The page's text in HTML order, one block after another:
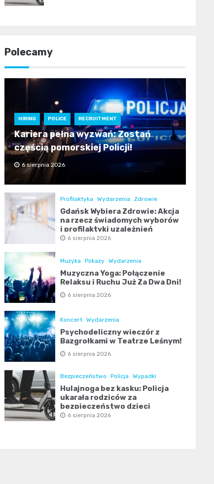
Polecamy
HIRING POLICE RECRUITMENT
Kariera pełna wyzwań: Zostań
częścią pomorskiej Policji!
6 sierpnia 2026
Profilaktyka Wydarzenia Zdrowie
Gdańsk Wybiera Zdrowie: Akcja
na rzecz świadomych wyborów
i profilaktyki uzależnień
6 sierpnia 2026
Muzyka Pokazy Wydarzenia
Muzyczna Yoga: Połączenie
Relaksu i Ruchu Już Za Dwa Dni!
6 sierpnia 2026
Koncert Wydarzenia
Psychodeliczny wieczór z
Bazgrołkami w Teatrze Leśnym!
6 sierpnia 2026
Bezpieczeństwo Policja Wypadki
Hulajnoga bez kasku: Policja
ukarała rodziców za
bezpieczeństwo dzieci
6 sierpnia 2026